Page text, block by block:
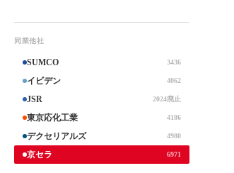
同業他社
SUMCO 3436
イビデン 4062
JSR 2024廃止
東京応化工業 4186
デクセリアルズ 4980
京セラ 6971